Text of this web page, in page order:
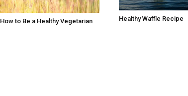
How to Be a Healthy Vegetarian Healthy Waffle Recipe